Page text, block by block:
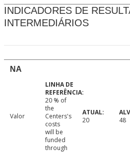
INDICADORES DE
INTERMEDIÁRIOS
NA
Valor
20 % of
the
Centers's
costs
will be
funded
through
20 48